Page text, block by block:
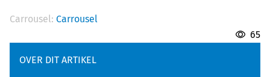
Carrousel: Carrousel
65
OVER DIT ARTIKEL